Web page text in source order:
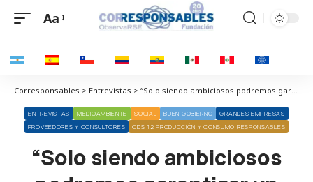
Aa
Corresponsables > Entrevistas > “Solo siendo ambiciosos podremos garantizar un futuro sostenible”
ENTREVISTAS MEDIOAMBIENTE SOCIAL BUEN GOBIERNO
GRANDES EMPRESAS
PROVEEDORES Y CONSULTORES
ODS 12 PRODUCCIÓN Y CONSUMO RESPONSABLES
“Solo siendo ambiciosos